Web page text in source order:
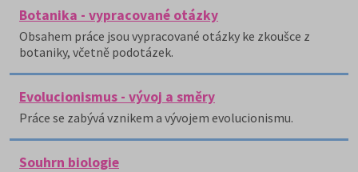
Botanika - vypracované otázky
Obsahem práce jsou vypracované otázky ke zkoušce z
botaniky, včetně podotázek.
Evolucionismus - vývoj a směry
Práce se zabývá vznikem a vývojem evolucionismu.
Souhrn biologie